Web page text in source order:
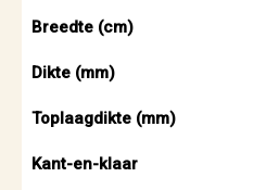
Breedte (cm)
Dikte (mm)
Toplaagdikte (mm)
Kant-en-klaar